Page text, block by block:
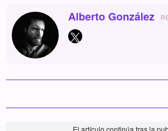
Alberto González